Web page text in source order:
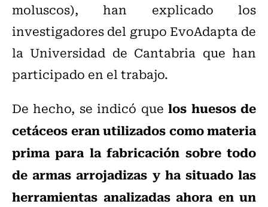
moluscos), han explicado los
investigadores del grupo EvoAdapta de
la Universidad de Cantabria que han
participado en el trabajo.
De hecho, se indicó quelos huesos de
cetáceos eran utilizados como materia
prima para la fabricación sobre todo
de armas arrojadizas y ha situado las
herramientas analizadas ahora en un